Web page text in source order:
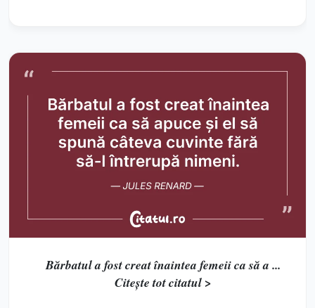
Bărbatul a fost creat înaintea femeii ca să a ...
Citește tot citatul >